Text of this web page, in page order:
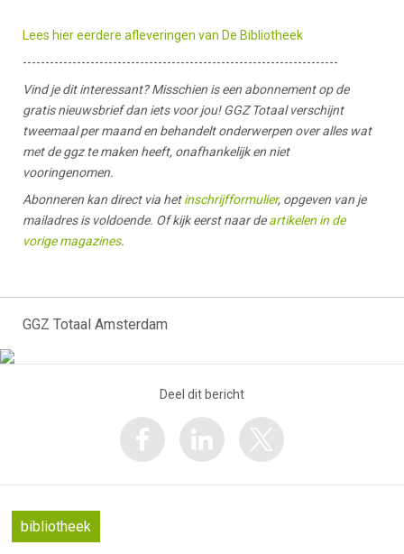
Lees hier eerdere afleveringen van De Bibliotheek
----------------------------------------------------------------------
Vind je dit interessant? Misschien is een abonnement op de
gratis nieuwsbrief dan iets voor jou! GGZ Totaal verschijnt
tweemaal per maand en behandelt onderwerpen over alles wat
met de ggz te maken heeft, onafhankelijk en niet
vooringenomen.
Abonneren kan direct via hetinschrijfformulier, opgeven van je
mailadres is voldoende. Of kijk eerst naar deartikelen in de
vorige magazines.
GGZ Totaal Amsterdam
Deel dit bericht
bibliotheek